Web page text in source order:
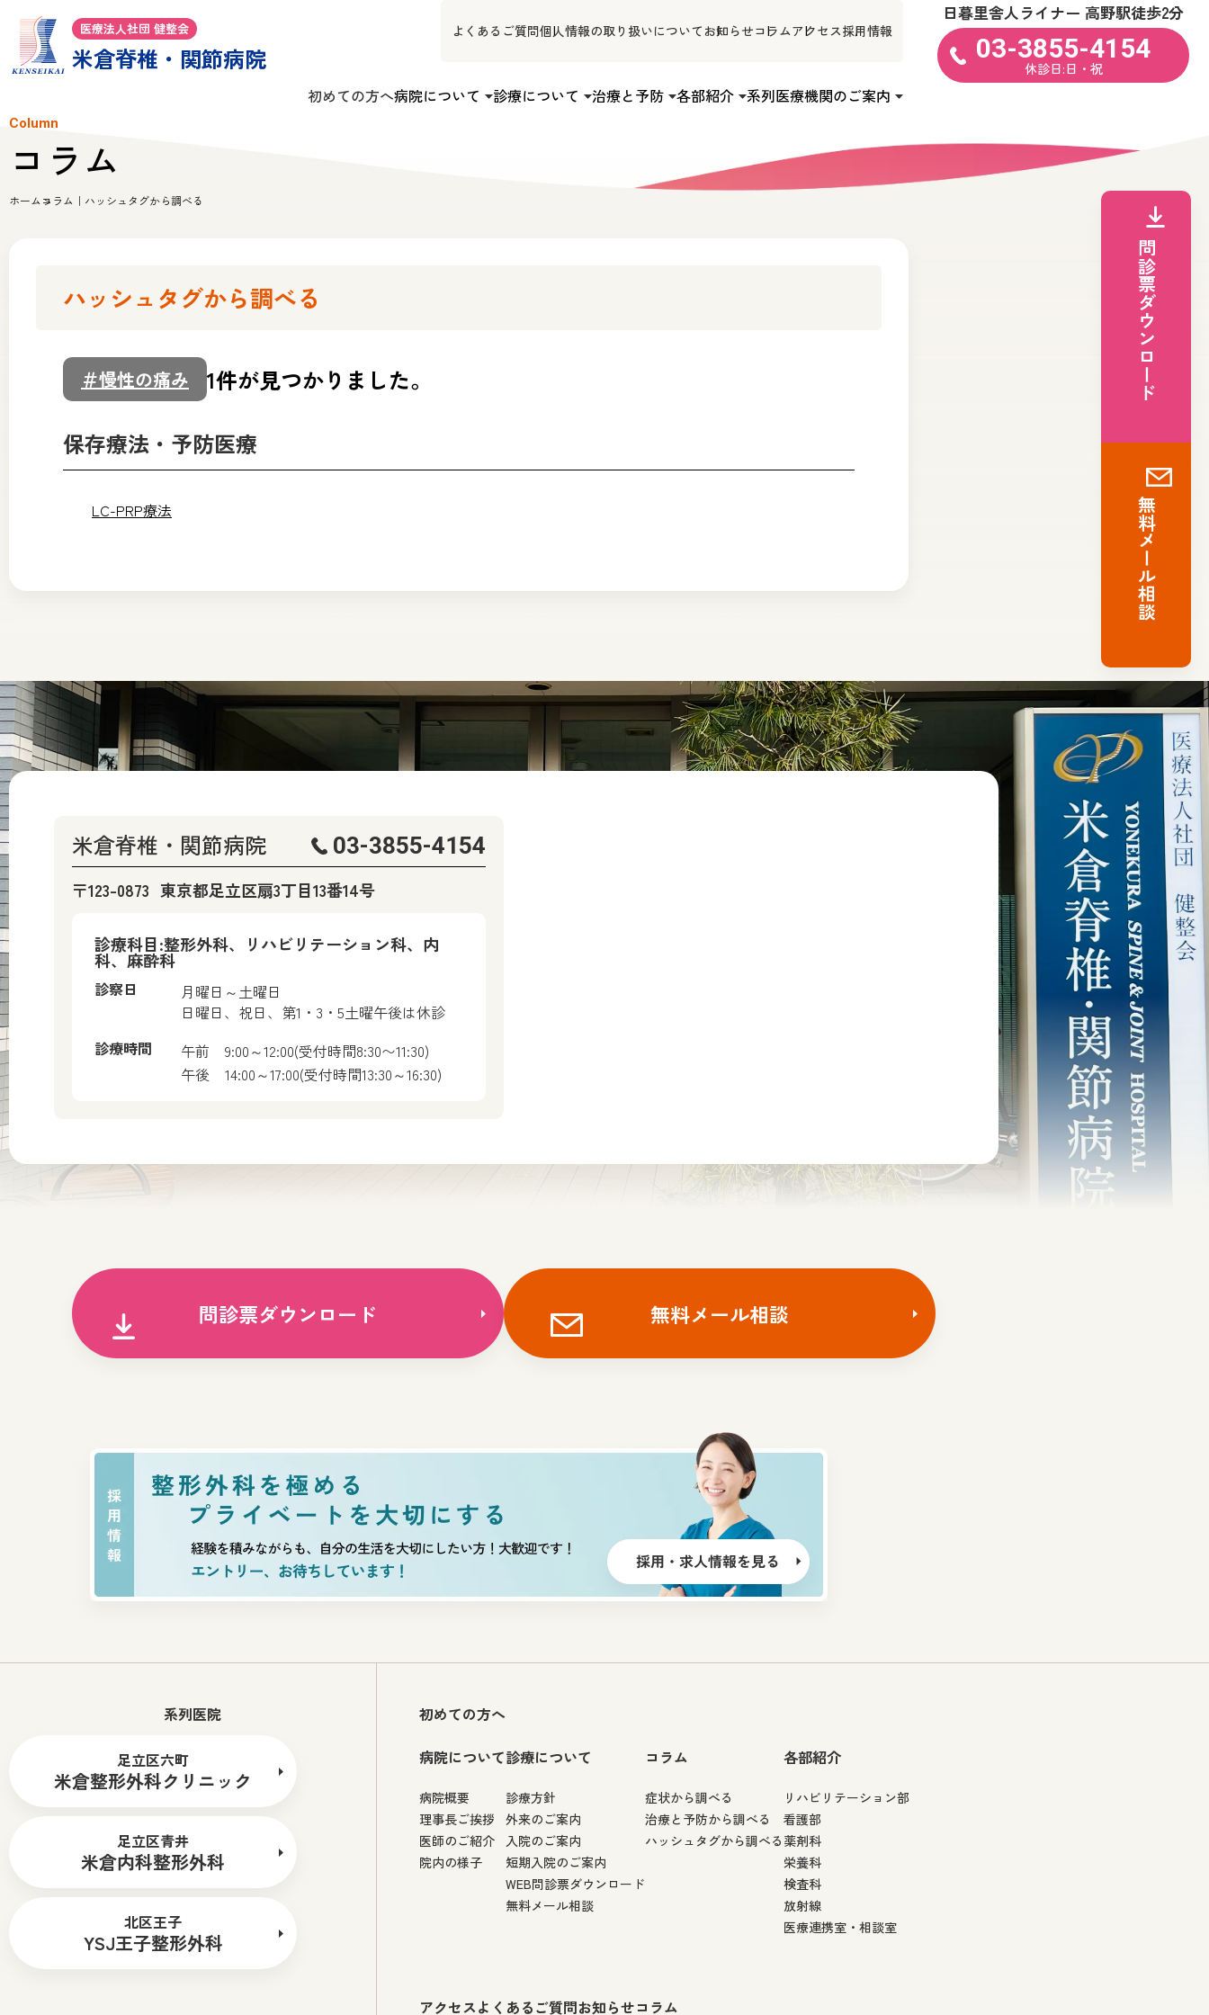
医療法人社団 健整会
米倉脊椎・関節病院
よくあるご質問個人情報の取り扱いについて お知らせコラムアクセス採用情報
初めての方へ病院について 診療について 治療と予防 各部紹介 系列医療機関のご案内
Column
コラム
ホームコラム｜ハッシュタグから調べる
ハッシュタグから調べる
＃慢性の痛み 1件が見つかりました。
保存療法・予防医療
LC-PRP療法
米倉脊椎・関節病院 03-3855-4154
〒123-0873 東京都足立区扇3丁目13番14号
診療科目:整形外科、リハビリテーション科、内
科、麻酔科
診察日
月曜日～土曜日
日曜日、祝日、第1・3・5土曜午後は休診
診療時間
午前
9:00～12:00(受付時間8:30〜11:30)
午後
14:00～17:00(受付時間13:30～16:30)
問診票ダウンロード 無料メール相談
系列医院
足立区六町
米倉整形外科クリニック
足立区青井
米倉内科整形外科
北区王子
YSJ王子整形外科
初めての方へ
病院について
病院概要
理事長ご挨拶
医師のご紹介
院内の様子
診療について
診療方針
外来のご案内
入院のご案内
短期入院のご案内
WEB問診票ダウンロード
無料メール相談
コラム
症状から調べる
治療と予防から調べる
ハッシュタグから調べる
各部紹介
リハビリテーション部
看護部
薬剤科
栄養科
検査科
放射線
医療連携室・相談室
アクセスよくあるご質問お知らせコラム
問診票ダウンロード
無料メール相談
日暮里舎人ライナー 高野駅徒歩2分
03-3855-4154
休診日:日・祝